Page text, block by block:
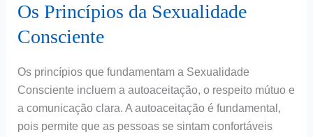
Os Princípios da Sexualidade
Consciente
Os princípios que fundamentam a Sexualidade
Consciente incluem a autoaceitação, o respeito mútuo e
a comunicação clara. A autoaceitação é fundamental,
pois permite que as pessoas se sintam confortáveis